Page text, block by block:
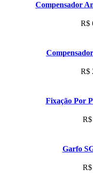
Compensador
R$
R$
Fixação Por
R$
Garfo
R$